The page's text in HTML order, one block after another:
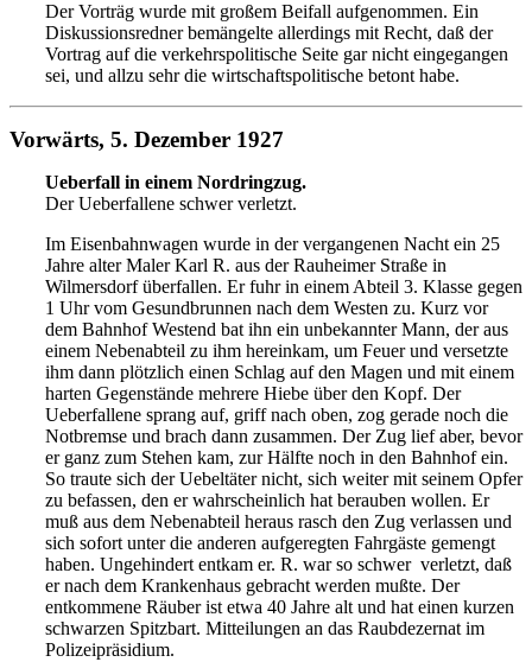
Der Vorträg wurde mit großem Beifall aufgenommen. Ein
Diskussionsredner bemängelte allerdings mit Recht, daß der
Vortrag auf die verkehrspolitische Seite gar nicht eingegangen
sei, und allzu sehr die wirtschaftspolitische betont habe.
Vorwärts, 5. Dezember 1927
Ueberfall in einem Nordringzug.
Der Ueberfallene schwer verletzt.
Im Eisenbahnwagen wurde in der vergangenen Nacht ein 25
Jahre alter Maler Karl R. aus der Rauheimer Straße in
Wilmersdorf überfallen. Er fuhr in einem Abteil 3. Klasse gegen
1 Uhr vom Gesundbrunnen nach dem Westen zu. Kurz vor
dem Bahnhof Westend bat ihn ein unbekannter Mann, deraus
einem Nebenabteil zu ihm hereinkam, um Feuer und versetzte
ihm dann plötzlich einen Schlag auf den Magen und mit einem
harten Gegenstände mehrere Hiebe über den Kopf. Der
Ueberfallene sprang auf, griff nach oben, zog gerade noch die
Notbremse und brach dann zusammen. Der Zug lief aber, bevor
er ganz zum Stehen kam, zur Hälfte noch in den Bahnhof ein.
So traute sich der Uebeltäter nicht, sich weiter mit seinem Opfer
zu befassen, den er wahrscheinlich hat berauben wollen. Er
muß aus dem Nebenabteil heraus rasch den Zug verlassen und
sich sofort unter die anderen aufgeregten Fahrgäste gemengt
haben. Ungehindert entkam er. R. war so schwer verletzt, daß
er nach dem Krankenhaus gebracht werden mußte. Der
entkommene Räuber ist etwa 40 Jahre alt und hat einen kurzen
schwarzen Spitzbart. Mitteilungen an das Raubdezernat im
Polizeipräsidium.